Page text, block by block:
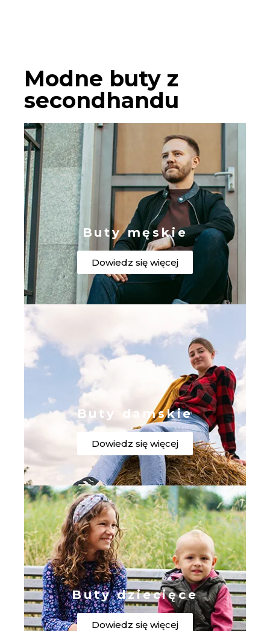
Modne buty z
secondhandu
Buty męskie
Dowiedz się więcej
Buty damskie
Dowiedz się więcej
Buty dziecięce
Dowiedz się więcej